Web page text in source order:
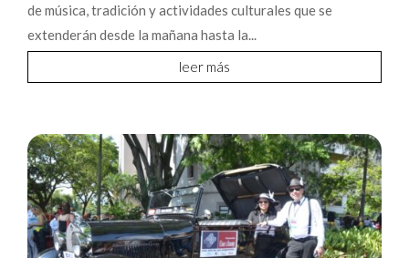
de música, tradición y actividades culturales que se
extenderán desde la mañana hasta la...
leer más